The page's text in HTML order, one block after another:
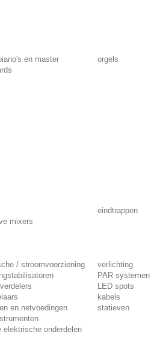
en master
orgels
mixers
eindtrappen
/ stroomvoorziening
en netvoedingen
elektrische onderdelen
verlichting
PAR systemen
LED spots
kabels
statieven